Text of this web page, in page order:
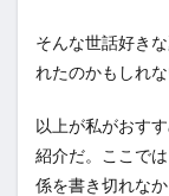
そんな世話好き
れたのかもしれな
以上が私がおす
紹介だ。ここで
係を書き切れな